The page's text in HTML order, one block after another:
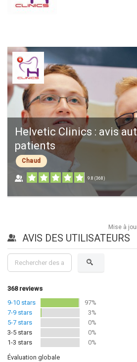
Helvetic Clinics : avis
patients
Chaud
9.8 (368 )
Mise à
AVIS DES UTILISATEURS
368reviews
9-10 stars
97%
7-9 stars
3%
5-7 stars
0%
3-5 stars
0%
1-3 stars
0%
Évaluation globale